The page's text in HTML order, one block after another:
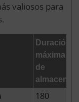
valiosos para
Duración
máxima
de
180